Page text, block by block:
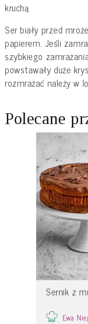
kruchą.
Ser biały przed
papierem. Jeśli
szybkiego
powstawały duże
rozmrażać należy w
Polecane
Sernik z
Ewa